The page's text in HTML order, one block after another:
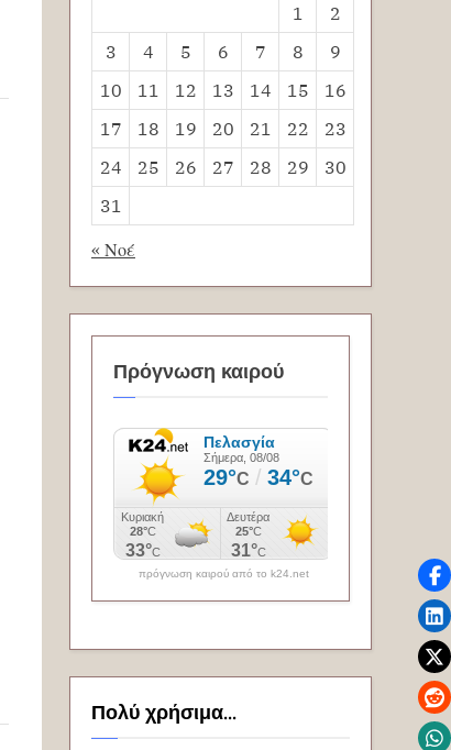
1
2
3
4 5 6 7 8
9
10
11 12 13 14 15
16
17
18 19 20 21 22
23
24
25 26 27 28 29
30
31
« Νοέ
Πρόγνωση καιρού
πρόγνωση καιρού από το k24.net
Πολύ χρήσιμα...